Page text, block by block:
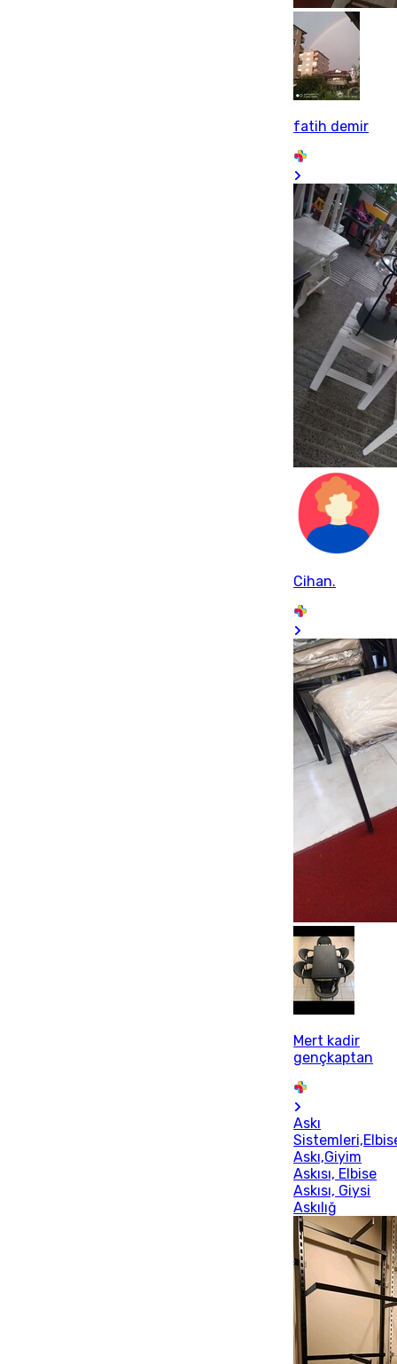
fatih demir
Cihan.
Mert kadir
gençkaptan
Askı
Askı,Giyim
Askısı, Elbise
Askısı, Giysi
Askılığ